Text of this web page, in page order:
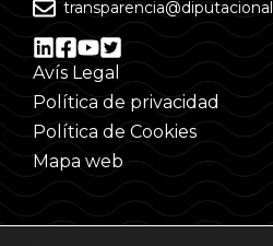
Avís Legal
Política de privacidad
Política de Cookies
Mapa web